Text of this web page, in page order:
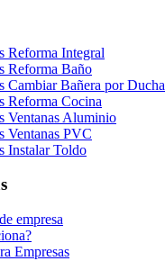
Reforma Integral
Reforma Baño
Cambiar Bañera por Ducha
Reforma Cocina
Ventanas Aluminio
Ventanas PVC
Instalar Toldo
empresa
Empresas